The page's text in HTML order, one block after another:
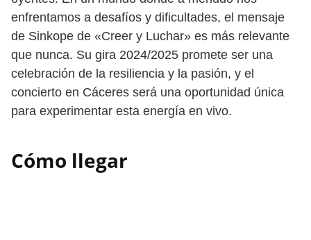
enfrentamos a desafíos y dificultades, el mensaje
de Sinkope de «Creer y Luchar» es más relevante
que nunca. Su gira 2024/2025 promete ser una
celebración de la resiliencia y la pasión, y el
concierto en Cáceres será una oportunidad única
para experimentar esta energía en vivo.
Cómo llegar